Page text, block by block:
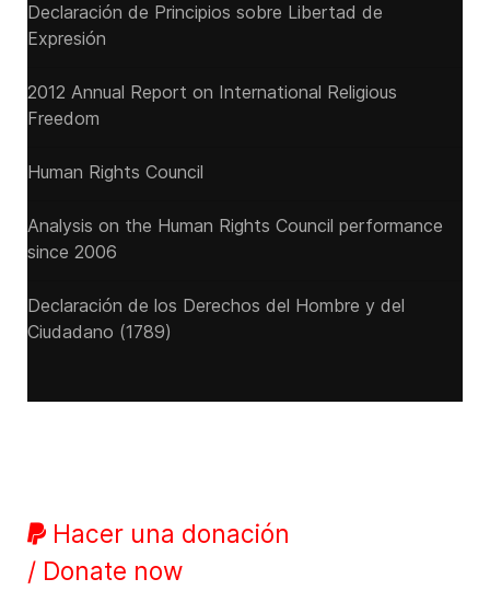
Declaración de Principios sobre Libertad de
Expresión
2012 Annual Report on International Religious
Freedom
Human Rights Council
Analysis on the Human Rights Council performance
since 2006
Declaración de los Derechos del Hombre y del
Ciudadano (1789)
Hacer una donación
/ Donate now